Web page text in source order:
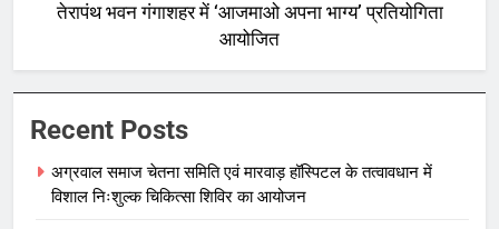
तेरापंथ भवन गंगाशहर में ‘आजमाओ अपना भाग्य’ प्रतियोगिता
आयोजित
Recent Posts
अग्रवाल समाज चेतना समिति एवं मारवाड़ हॉस्पिटल के तत्वावधान में
विशाल निःशुल्क चिकित्सा शिविर का आयोजन